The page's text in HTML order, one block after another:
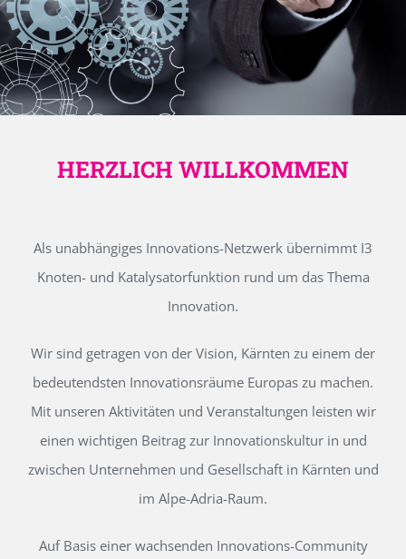
HERZLICH WILLKOMMEN
Als unabhängiges Innovations-Netzwerk übernimmt I3
Knoten- und Katalysatorfunktion rund um das Thema
Innovation.
Wir sind getragen von der Vision, Kärnten zu einem der
bedeutendsten Innovationsräume Europas zu machen.
Mit unseren Aktivitäten und Veranstaltungen leisten wir
einen wichtigen Beitrag zur Innovationskultur in und
zwischen Unternehmen und Gesellschaft in Kärnten und
im Alpe-Adria-Raum.
Auf Basis einer wachsenden Innovations-Community